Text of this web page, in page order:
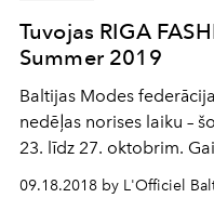
Tuvojas RIGA
Summer 2019
Baltijas Modes
nedēļas norises laiku –
23. līdz 27. oktobrim.
porte apģērbu
09.18.2018 by L'Officiel